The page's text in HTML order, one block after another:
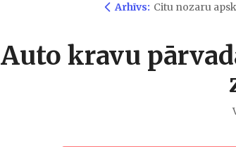
Arhīvs: Citu nozaru
Auto kravu